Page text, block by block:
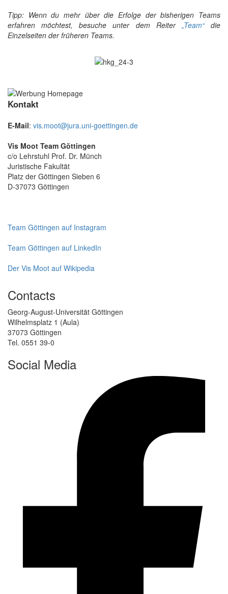
Tipp: Wenn du mehr über die Erfolge der bisherigen Teams
erfahren möchtest, besuche unter dem Reiter „Team“die
Einzelseiten der früheren Teams.
Kontakt
E-Mail: vis.moot@jura.uni-goettingen.de
Vis Moot Team Göttingen
c/o Lehrstuhl Prof. Dr. Münch
Juristische Fakultät
Platz der Göttingen Sieben 6
D-37073 Göttingen
Team Göttingen auf Instagram
Team Göttingen auf LinkedIn
Der Vis Moot auf Wikipedia
Contacts
Georg-August-Universität Göttingen
Wilhelmsplatz 1 (Aula)
37073 Göttingen
Tel. 0551 39-0
Social Media